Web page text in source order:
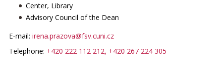
Center, Library
Advisory Council of the Dean
E-mail: irena.prazova@fsv.cuni.cz
Telephone: +420 222 112 212, +420 267 224 305